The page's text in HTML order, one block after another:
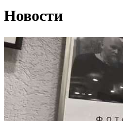
Новости